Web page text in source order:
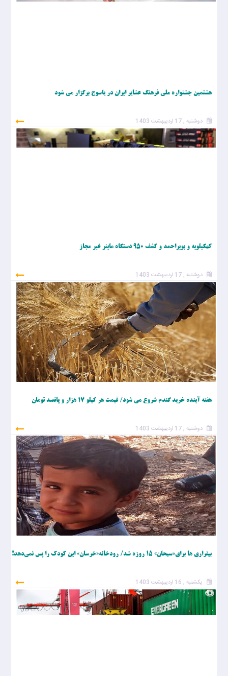
هشتمین جشنواره ملی فرهنگ عشایر ایران‌ در یاسوج برگزار می شود
دوشنبه , 17 اردیبهشت 1403
کهگیلویه و بویراحمد و کشف ۹۵۰ دستگاه ماینر غیر مجاز
دوشنبه , 17 اردیبهشت 1403
هفته آینده خرید گندم شروع می شود/ قیمت هر کیلو ۱۷ هزار و پانصد تومان
دوشنبه , 17 اردیبهشت 1403
بیقراری ها برای«سبحان» ۱۵ روزه شد/ رودخانه«خرسان» این کودک را پس نمی‌دهد!
یکشنبه , 16 اردیبهشت 1403